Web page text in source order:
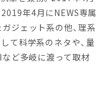
年4月にNEWS専属
ジェット系の他、理系
て科学系のネタや、量
など多岐に渡って取材